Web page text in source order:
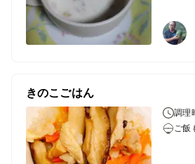
きのこごはん
調理
ご飯